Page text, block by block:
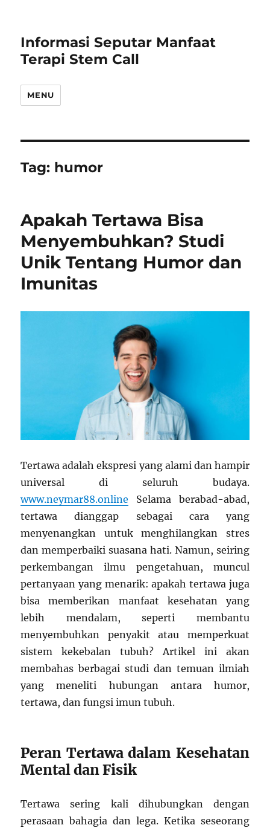
Informasi Seputar Manfaat
Terapi Stem Call
MENU
Tag: humor
Apakah Tertawa Bisa
Menyembuhkan? Studi
Unik Tentang Humor dan
Imunitas
Tertawa adalah ekspresi yang alami dan hampir
universal di seluruh budaya.
www.neymar88.online Selama berabad-abad,
tertawa dianggap sebagai cara yang
menyenangkan untuk menghilangkan stres
dan memperbaiki suasana hati. Namun, seiring
perkembangan ilmu pengetahuan, muncul
pertanyaan yang menarik: apakah tertawa juga
bisa memberikan manfaat kesehatan yang
lebih mendalam, seperti membantu
menyembuhkan penyakit atau memperkuat
sistem kekebalan tubuh? Artikel ini akan
membahas berbagai studi dan temuan ilmiah
yang meneliti hubungan antara humor,
tertawa, dan fungsi imun tubuh.
Peran Tertawa dalam Kesehatan
Mental dan Fisik
Tertawa sering kali dihubungkan dengan
perasaan bahagia dan lega. Ketika seseorang